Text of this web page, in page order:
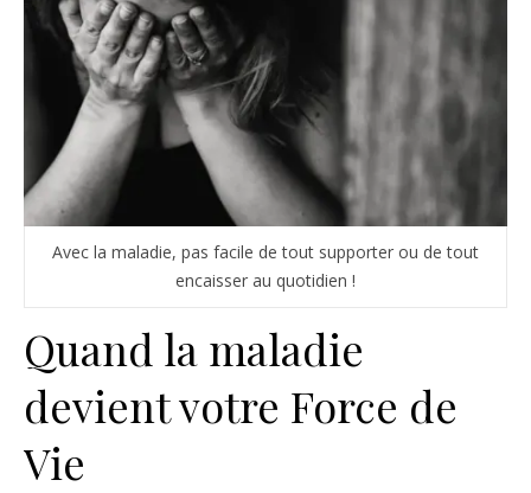
Avec la maladie, pas facile de tout supporter ou de tout
encaisser au quotidien !
Quand la maladie
devient votre Force de
Vie